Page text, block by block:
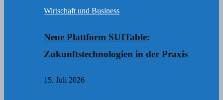
Wirtschaft und Business
Neue Plattform SUITable:
Zukunftstechnologien in der Praxis
15. Juli 2026